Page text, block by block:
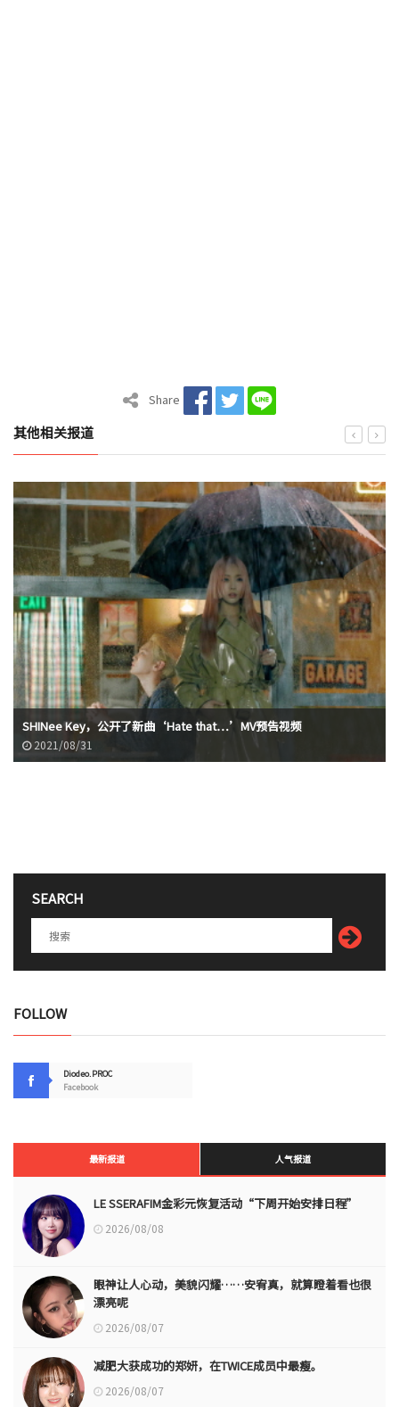
Share
其他相关报道
SHINee Key，公开了新曲‘Hate that…’MV预告视频
2021/08/31
SEARCH
FOLLOW
Diodeo.PROC
Facebook
最新报道 人气报道
LE SSERAFIM金彩元恢复活动“下周开始安排日程”
2026/08/08
眼神让人心动，美貌闪耀……安宥真，就算瞪着看也很
漂亮呢
2026/08/07
减肥大获成功的郑妍，在TWICE成员中最瘦。
2026/08/07